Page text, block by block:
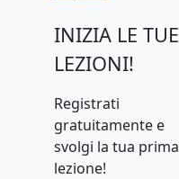
INIZIA LE TUE
LEZIONI!
Registrati
gratuitamente e
svolgi la tua prima
lezione!